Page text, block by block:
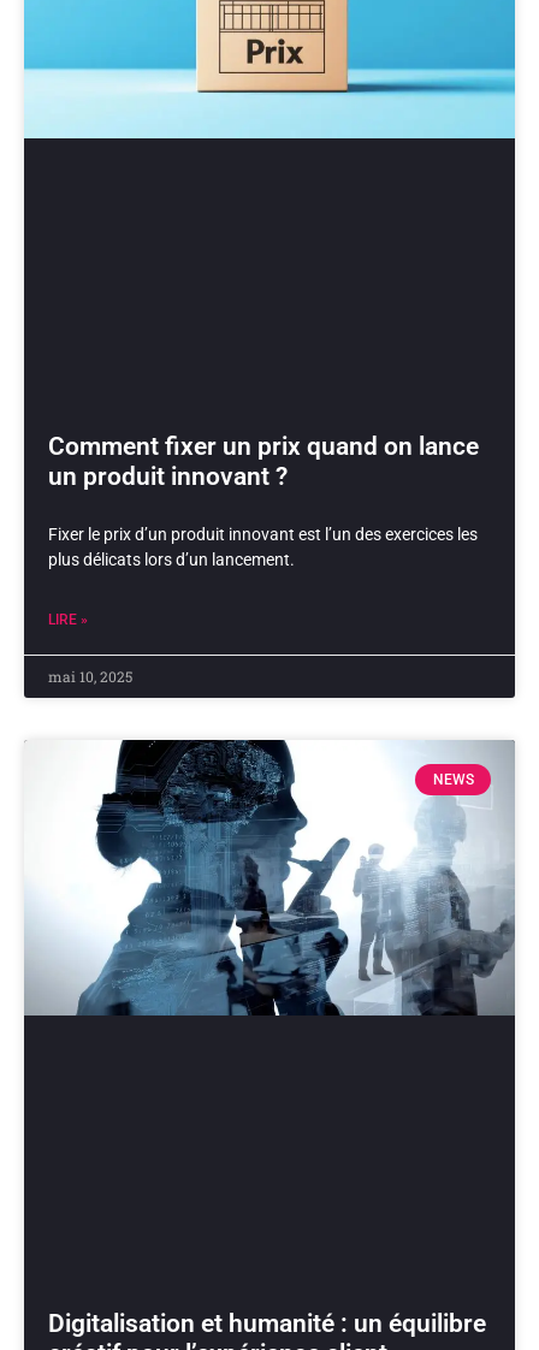
Comment fixer un prix quand on lance
un produit innovant ?
Fixer le prix d’un produit innovant est l’un des exercices les
plus délicats lors d’un lancement.
LIRE »
mai 10, 2025
NEWS
Digitalisation et humanité : un équilibre